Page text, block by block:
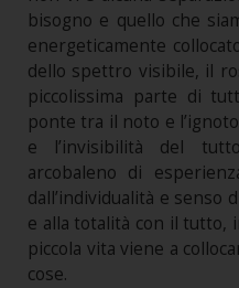
bisogno e quello che
energeticamente
dello spettro visibile, il
piccolissima parte di
ponte tra il noto e
e l’invisibilità del
arcobaleno di
dall’individualità e senso
e alla totalità con il tutto,
piccola vita viene a
cose.